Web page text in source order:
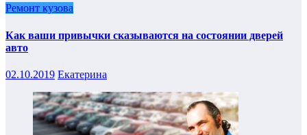
Ремонт кузова
Как ваши привычки сказываются на состоянии дверей
авто
02.10.2019 Екатерина